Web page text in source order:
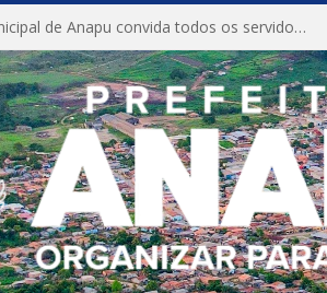
CONVITE A Prefeitura Municipal de Anapu convida todos os servidores públicos municipais para participarem da Audiência Pública de discussão da Lei de Diretrizes Orçamentárias (LDO), importante instrumento de planejamento das ações e investimentos da Administração Pública para o próximo exercício financeiro.